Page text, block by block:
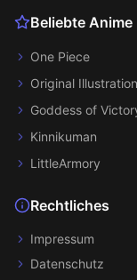
Beliebte Anime
One Piece
Original Illustration
Goddess of
Kinnikuman
LittleArmory
Rechtliches
Impressum
Datenschutz